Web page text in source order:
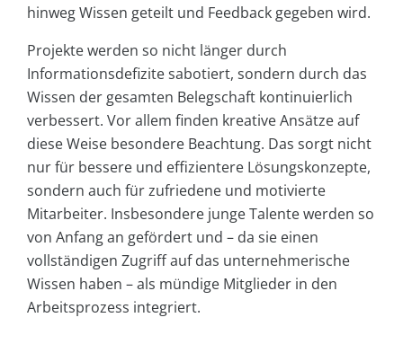
hinweg Wissen geteilt und Feedback gegeben wird.
Projekte werden so nicht länger durch
Informationsdefizite sabotiert, sondern durch das
Wissen der gesamten Belegschaft kontinuierlich
verbessert. Vor allem finden kreative Ansätze auf
diese Weise besondere Beachtung. Das sorgt nicht
nur für bessere und effizientere Lösungskonzepte,
sondern auch für zufriedene und motivierte
Mitarbeiter. Insbesondere junge Talente werden so
von Anfang an gefördert und – da sie einen
vollständigen Zugriff auf das unternehmerische
Wissen haben – als mündige Mitglieder in den
Arbeitsprozess integriert.